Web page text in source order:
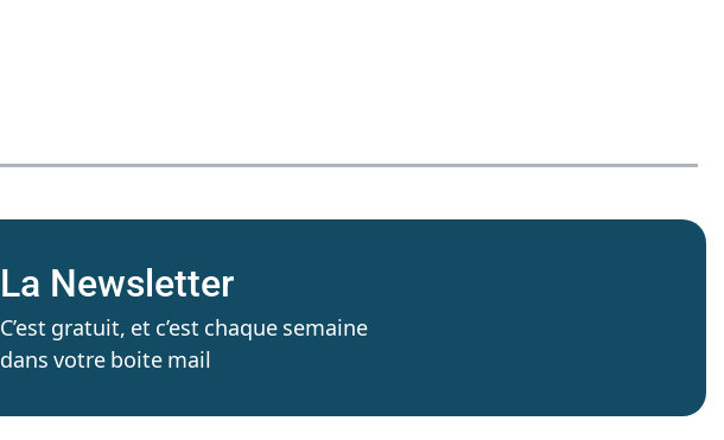
La Newsletter
C’est gratuit, et c’est chaque semaine
dans votre boite mail